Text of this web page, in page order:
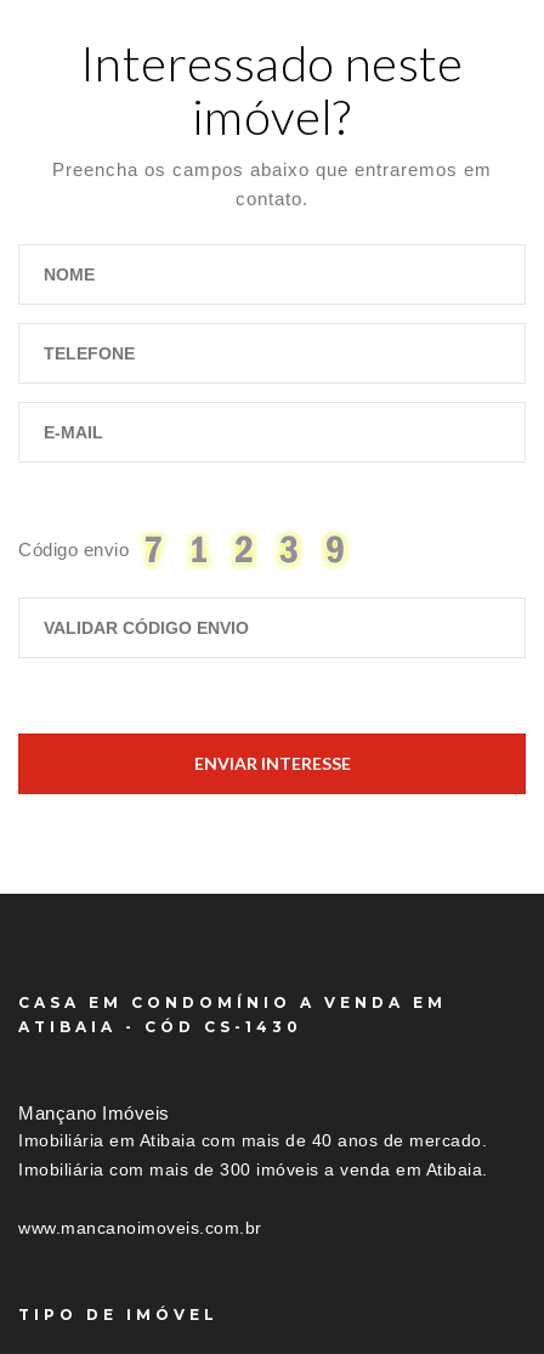
Interessado neste
imóvel?
Preencha os campos abaixo que entraremos em
contato.
Código envio
ENVIAR INTERESSE
CASA EM CONDOMÍNIO A VENDA EM
ATIBAIA - CÓD CS-1430
Mançano Imóveis
Imobiliária em Atibaia com mais de 40 anos de mercado.
Imobiliária com mais de 300 imóveis a venda em Atibaia.
www.mancanoimoveis.com.br
TIPO DE IMÓVEL